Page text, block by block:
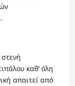
καθ’ όλη
απαιτεί από